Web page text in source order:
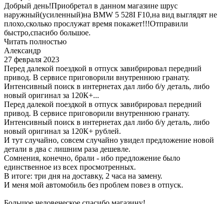
Добрый день!Приобретал в данном магазине шрус
наружный(усиленный)на BMW 5 528I F10,на вид выглядят не
плохо,сколько прослужат время покажет!!!Отправили
быстро,спасибо большое.
Читать полностью
Александр
27 февраля 2023
Перед далекой поездкой в отпуск завибрировал передний
привод. В сервисе приговорили внутреннюю гранату.
Интенсивный поиск в интернетах дал либо б/у деталь, либо
новый оригинал за 120К+...
Перед далекой поездкой в отпуск завибрировал передний
привод. В сервисе приговорили внутреннюю гранату.
Интенсивный поиск в интернетах дал либо б/у деталь, либо
новый оригинал за 120К+ рублей.
И тут случайно, совсем случайно увидел предложение новой
детали в два с лишним раза дешевле.
Сомнения, конечно, брали - ибо предложение было
единственное из всех просмотренных.
В итоге: три дня на доставку, 2 часа на замену.
И меня мой автомобиль без проблем повез в отпуск.